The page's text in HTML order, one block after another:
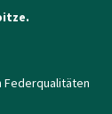
Federqualitäten